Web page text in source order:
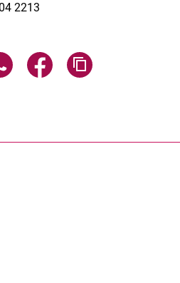
2213
über E-Mail teilen
Seite über WhatsApp teilen
Seite über Facebook